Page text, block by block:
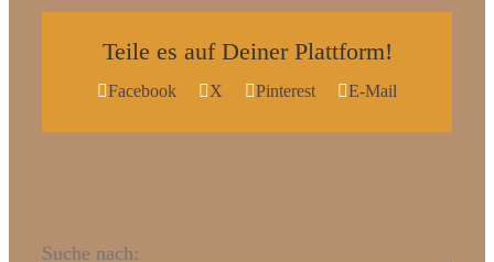
Teile es auf Deiner Plattform!
Facebook X Pinterest E-Mail
Suche nach: